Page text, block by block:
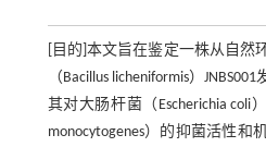
[目的]本文旨在鉴定一株从自然
（Bacillus licheniformis）
其对大肠杆菌（Escherichia coli
monocytogenes）的抑菌活性和